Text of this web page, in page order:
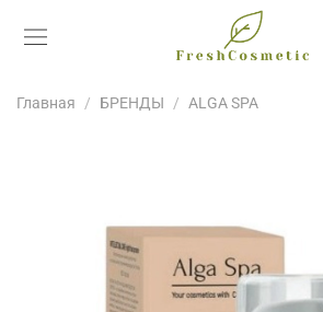
Главная БРЕНДЫ ALGA SPA